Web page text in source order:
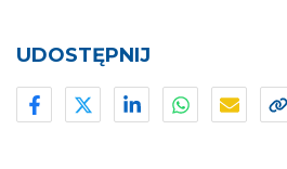
UDOSTĘPNIJ